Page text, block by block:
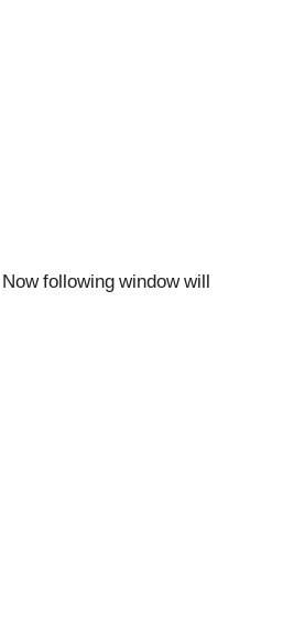
following window will